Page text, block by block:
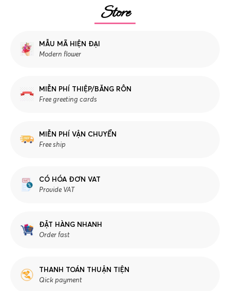
Store
MẪU MÃ HIỆN ĐẠI
Modern flower
MIỄN PHÍ THIỆP/BĂNG RÔN
Free greeting cards
MIỄN PHÍ VẬN CHUYỂN
Free ship
CÓ HÓA ĐƠN VAT
Provide VAT
ĐẶT HÀNG NHANH
Order fast
THANH TOÁN THUẬN TIỆN
Qick payment